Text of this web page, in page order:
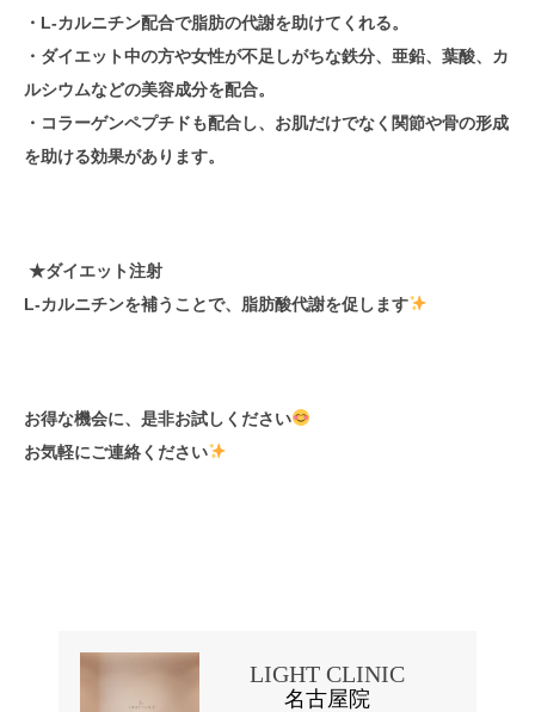
・L-カルニチン配合で脂肪の代謝を助けてくれる。
・ダイエット中の方や女性が不足しがちな鉄分、亜鉛、葉酸、カ
ルシウムなどの美容成分を配合。
・コラーゲンペプチドも配合し、お肌だけでなく関節や骨の形成
を助ける効果があります。
★ダイエット注射
L‐カルニチンを補うことで、脂肪酸代謝を促します
お得な機会に、是非お試しください
お気軽にご連絡ください
LIGHT CLINIC
名古屋院